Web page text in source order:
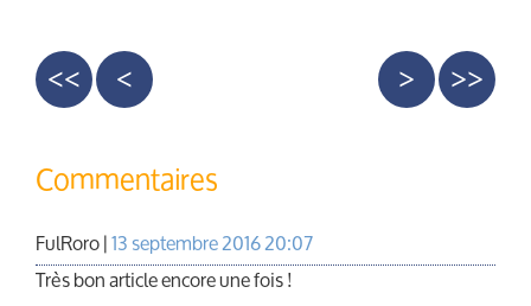
<< < >
>>
Commentaires
FulRoro |13 septembre 2016 20:07
Très bon article encore une fois !